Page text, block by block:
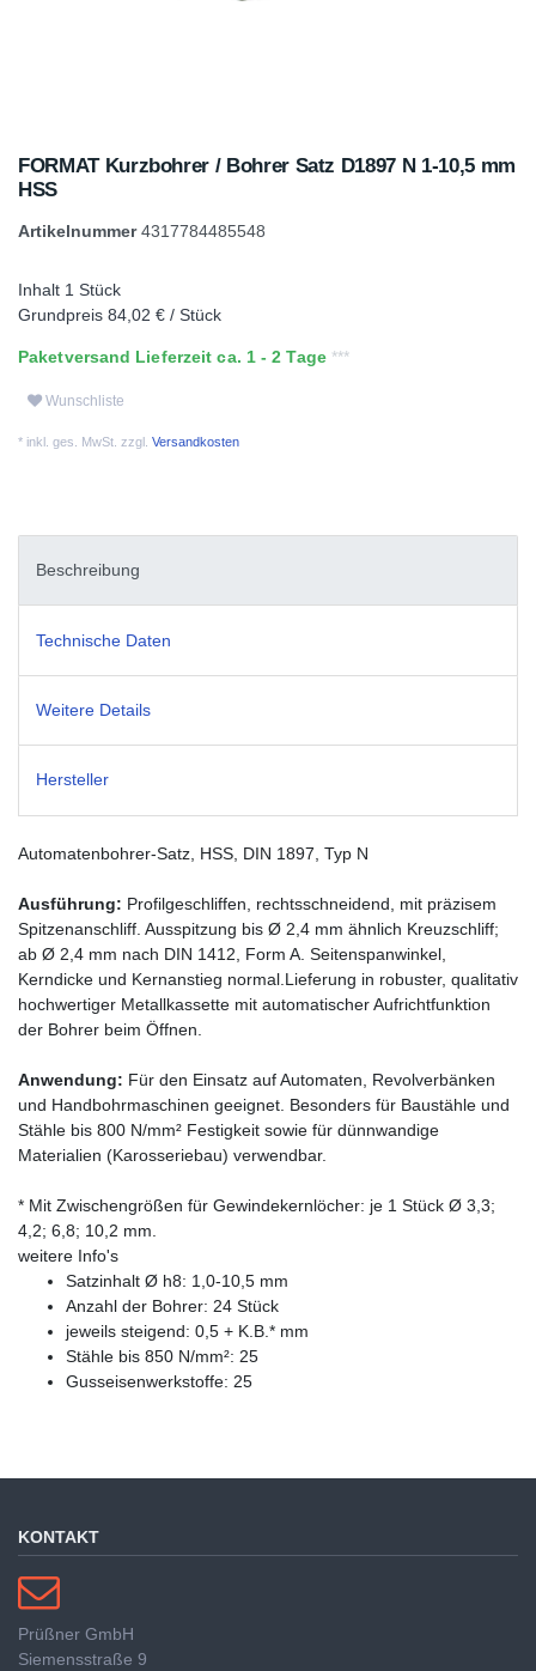
FORMAT Kurzbohrer / Bohrer Satz D1897 N 1-10,5 mm
HSS
Artikelnummer4317784485548
Inhalt 1 Stück
Grundpreis 84,02 € / Stück
Paketversand Lieferzeit ca. 1 - 2 Tage
Wunschliste
* inkl. ges. MwSt. zzgl. Versandkosten
Beschreibung
Technische Daten
Weitere Details
Hersteller
Automatenbohrer-Satz, HSS, DIN 1897, Typ N
Ausführung: Profilgeschliffen, rechtsschneidend, mit präzisem
Spitzenanschliff. Ausspitzung bis Ø 2,4 mm ähnlich Kreuzschliff;
ab Ø 2,4 mm nach DIN 1412, Form A. Seitenspanwinkel,
Kerndicke und Kernanstieg normal.Lieferung in robuster, qualitativ
hochwertiger Metallkassette mit automatischer Aufrichtfunktion
der Bohrer beim Öffnen.
Anwendung: Für den Einsatz auf Automaten, Revolverbänken
und Handbohrmaschinen geeignet. Besonders für Baustähle und
Stähle bis 800 N/mm² Festigkeit sowie für dünnwandige
Materialien (Karosseriebau) verwendbar.
* Mit Zwischengrößen für Gewindekernlöcher: je 1 Stück Ø 3,3;
4,2; 6,8; 10,2 mm.
weitere Info's
Satzinhalt Ø h8: 1,0-10,5 mm
Anzahl der Bohrer: 24 Stück
jeweils steigend: 0,5 + K.B.* mm
Stähle bis 850 N/mm²: 25
Gusseisenwerkstoffe: 25
KONTAKT
Prüßner GmbH
Siemensstraße 9